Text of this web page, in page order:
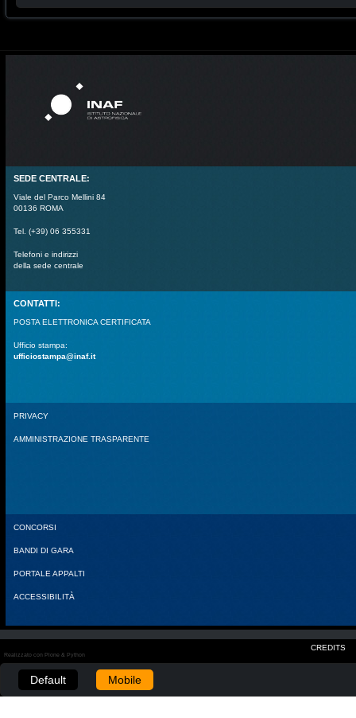
SEDE CENTRALE:
Viale del Parco Mellini 84
00136 ROMA
Tel. (+39) 06 355331
Telefoni e indirizzi
della sede centrale
CONTATTI:
POSTA ELETTRONICA CERTIFICATA
Ufficio stampa:
ufficiostampa@inaf.it
PRIVACY
AMMINISTRAZIONE TRASPARENTE
CONCORSI
BANDI DI GARA
PORTALE APPALTI
ACCESSIBILITÀ
CREDITS
Realizzato con Plone & Python
Default Mobile